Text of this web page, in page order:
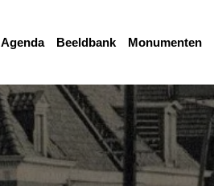
Agenda Beeldbank Monumenten